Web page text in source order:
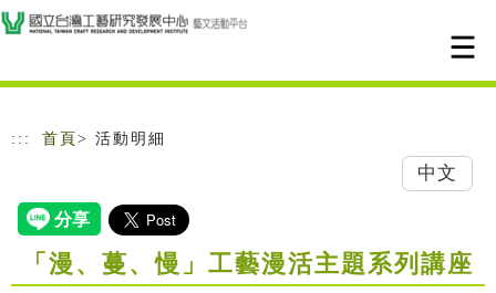
跳到主要內容
網站導覽
::: 首頁 > 活動明細
中文
「漫、蔓、慢」工藝漫活主題系列講座